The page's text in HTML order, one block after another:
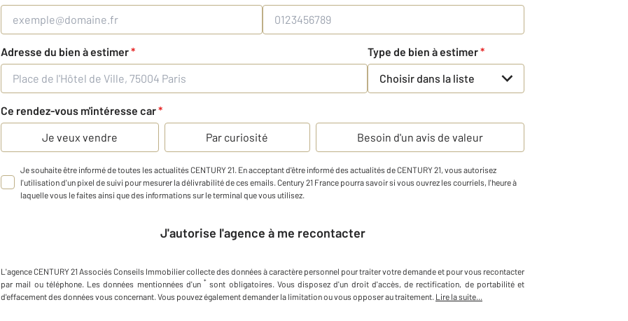
Adresse du bien à estimer* Type de bien à estimer*
Choisir dans la liste
Ce rendez-vous m'intéresse car*
Je veux vendre
Par curiosité Besoin d'un avis de valeur
Je souhaite être informé de toutes les actualités CENTURY 21. En acceptant d'être informé des actualités de CENTURY 21, vous autorisez
l'utilisation d'un pixel de suivi pour mesurer la délivrabilité de ces emails. Century 21 France pourra savoir si vous ouvrez les courriels, l'heure à
laquelle vous le faites ainsi que des informations sur le terminal que vous utilisez.
J'autorise l'agence à me recontacter
L'agenceCENTURY 21 Associés Conseils Immobiliercollecte des données à caractère personnel pour traiter votre demande et pour vous recontacter
par mail ou téléphone. Les données mentionnées d'un * sont obligatoires. Vous disposez d'un droit d'accès, de rectification, de portabilité et
d'effacement des données vous concernant. Vous pouvez également demander la limitation ou vous opposer au traitement. Lire la suite...